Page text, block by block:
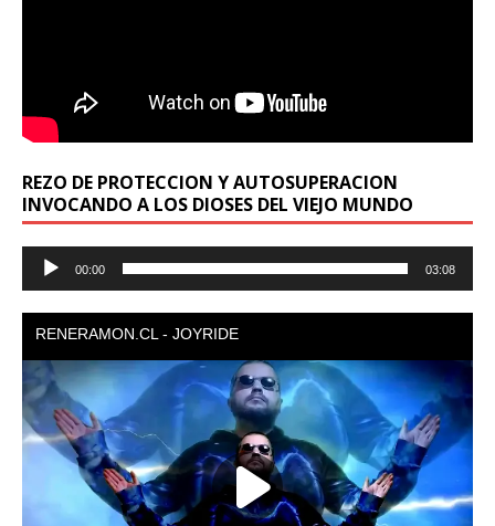
REZO DE PROTECCION Y AUTOSUPERACION
INVOCANDO A LOS DIOSES DEL VIEJO MUNDO
Reproductor
00:00 03:08